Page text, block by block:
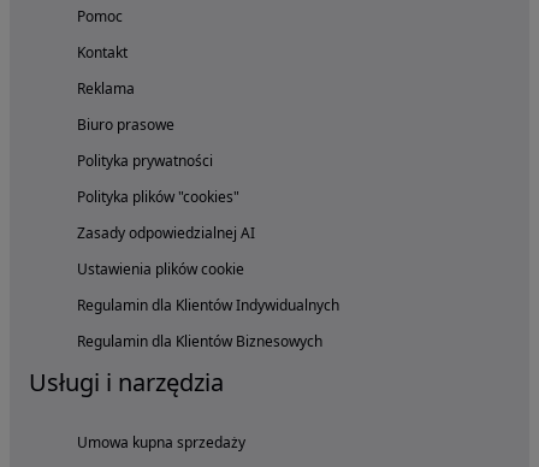
Pomoc
Kontakt
Reklama
Biuro prasowe
Polityka prywatności
Polityka plików "cookies"
Zasady odpowiedzialnej AI
Ustawienia plików cookie
Regulamin dla Klientów Indywidualnych
Regulamin dla Klientów Biznesowych
Usługi i narzędzia
Umowa kupna sprzedaży